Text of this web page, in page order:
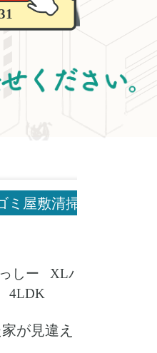
しー
XLパ
4LDK
ミ屋敷清掃
が見違え